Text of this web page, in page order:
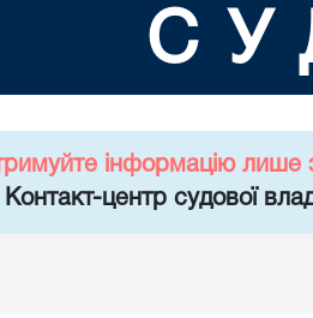
інформацію лише
центр судової